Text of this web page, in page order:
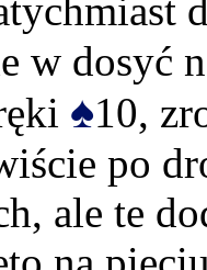
w dosyć
♠10,
po
ale te